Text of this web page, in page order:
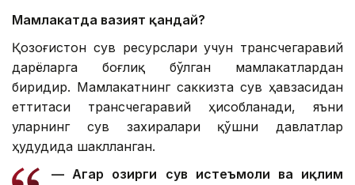
Мамлакатда вазият қандай?
Қозоғистон сув ресурслари учун трансчегаравий
дарёларга боғлиқ бўлган мамлакатлардан
биридир. Мамлакатнинг саккизта сув ҳавзасидан
еттитаси трансчегаравий ҳисобланади, яъни
уларнинг сув захиралари қўшни давлатлар
ҳудудида шаклланган.
— Агар ҳозирги сув истеъмоли ва иқлим